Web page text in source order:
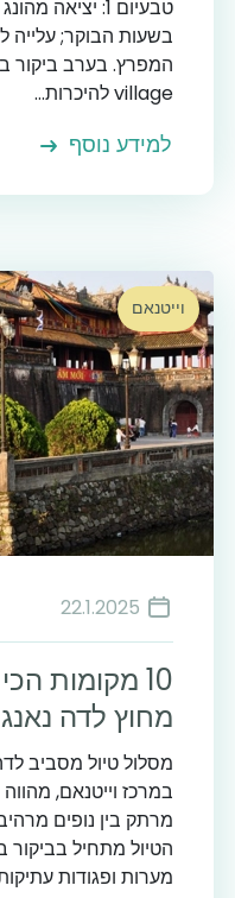
טבעיום 1: יציאה
בשעות הבוקר; עלייה
village להיכרות...
למידע נוסף
וייטנאם
22.1.2025
10 מקומות
מחוץ לדה נאנג
מסלול טיול מסביב
במרכז וייטנאם,
מרתק בין נופים
הטיול מתחיל
מערות ופגודות